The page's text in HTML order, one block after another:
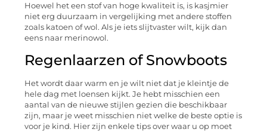
Hoewel het een stof van hoge kwaliteit is, is kasjmier
niet erg duurzaam in vergelijking met andere stoffen
zoals katoen of wol. Als je iets slijtvaster wilt, kijk dan
eens naar merinowol.
Regenlaarzen of Snowboots
Het wordt daar warm en je wilt niet dat je kleintje de
hele dag met loensen kijkt. Je hebt misschien een
aantal van de nieuwe stijlen gezien die beschikbaar
zijn, maar je weet misschien niet welke de beste optie is
voor je kind. Hier zijn enkele tips over waar u op moet